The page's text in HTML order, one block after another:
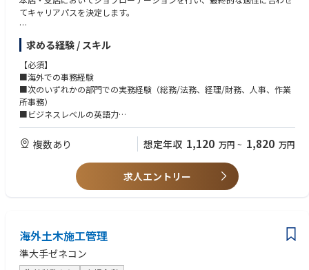
・経営層との対話やプレゼンにおいて信頼関係を築けるコミュニケーショ
ン力がある方
・社内外の多様な関係者と連携しながら、合意形成やプロセス設計を主体
的に進められる方
・チームワークを大切にし、自身の専門性を共有・展開しながら、組織と
しての成果を志向できる方
4. 自走力・主体性・柔軟性を兼ね備えた方
・与えられた要件にとどまらず、「何が本質的なイシューか・何が全体最
適な解法か」を自ら問い、自律的に行動できる方
・建築を通じて社会や業界の変化を捉え、常に自身のアップデートを欠か
さない方
・教える／学ぶの両面に意欲を持ち、組織と個の成長を両立させられる方
海外拠点・海外プロジェクト業務希望の場合は下記の点も求めます
・強力なリーダーシップを発揮し、チームを目標達成へと導くことができ
・現地のスタッフを真の仲間として尊重し、一体感のある組織づくりに貢
献できる方
てキャリアパスを決定します。
【具体的には】
■総務業務：組織のコーポレート業務、給与査定や教育訓練計画策定など
の人事業務、出張者のホテル・食事・送迎・顧客訪問のアポイントなどの
秘書業務、等
■経理業務：組織の業績管理などの管理会計、単体決算や連結決算などの
財務会計、現地金融機関との折衝、会社経営に関する日本本社への報告資
料取り纏め、等
手配、等
■監査業務：内部統制の構築・運営業務、社内監査対応、現地公認会計士
監査対応、現地税務アセスメント対応、等
■現地法人や現地事務所の立ち上げ業務、等
※業務により海外駐在、海外出張の可能性がございます。
求める経験 / スキル
【必須】
■海外での事務経験
■次のいずれかの部門での実務経験（総務/法務、経理/財務、人事、作業
所事務）
■ビジネスレベルの英語力
【求める人物像】
■対人折衝力のある方
■集団統率力のある方
■プレッシャーを跳ね返す力のある方
■前例のない課題に積極的に取り組む姿勢のある方
複数あり 想定年収 1,120 万円 ~ 1,820 万円
求人エントリー
海外土木施工管理
準大手ゼネコン